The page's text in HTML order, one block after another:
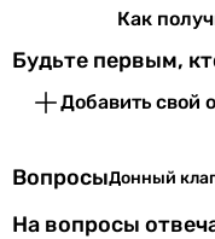
Как
Будьте первым,
Добавить свой
ВопросыДонный
На вопросы